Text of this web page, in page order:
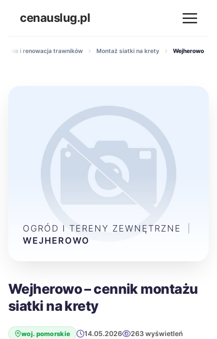
cenauslug.pl
i renowacja trawników Montaż siatki na krety Wejherowo
Wejherowo – cennik montażu
siatki na krety
woj. pomorskie 14.05.2026 263 wyświetleń
OGRÓD I TERENY ZEWNĘTRZNE
WEJHEROWO